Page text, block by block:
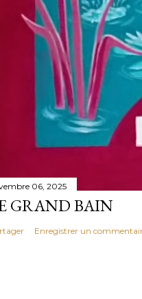
06, 2025
GRAND BAIN
Enregistrer un